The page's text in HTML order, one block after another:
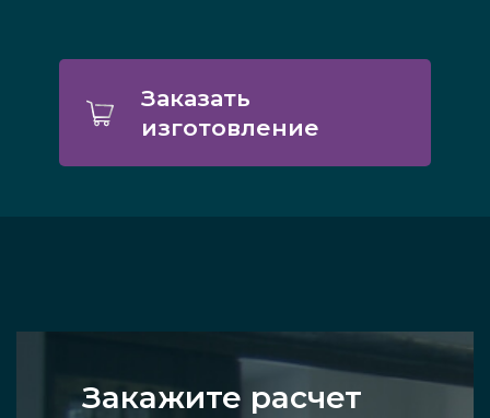
Заказать
изготовление
Закажите расчет